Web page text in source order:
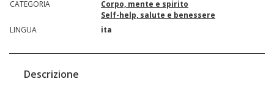
CATEGORIA
Corpo, mente e spirito
Self-help, salute e benessere
LINGUA
ita
Descrizione